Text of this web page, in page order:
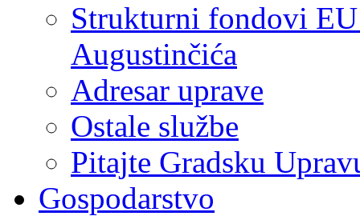
Strukturni fondovi
Augustinčića
Adresar uprave
Ostale službe
Pitajte Gradsku
Gospodarstvo